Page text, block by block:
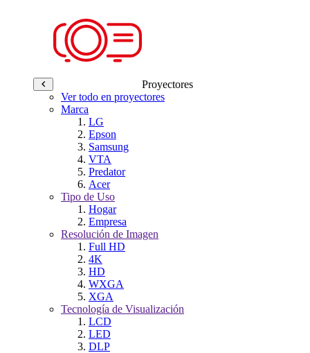
Proyectores
Ver todo en proyectores
Marca
LG
Epson
Samsung
VTA
Predator
Acer
Tipo de Uso
Hogar
Empresa
Resolución de Imagen
Full HD
4K
HD
WXGA
XGA
Tecnología de Visualización
LCD
LED
DLP